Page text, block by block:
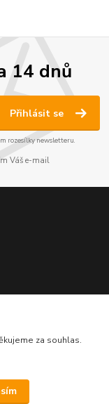
14 dnů
Přihlásit se
rozesílky newsletteru.
Váš e-mail
za souhlas.